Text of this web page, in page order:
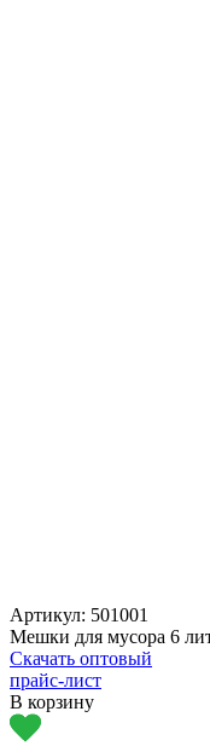
Артикул: 501001
Мешки для мусора 6
Скачать оптовый
прайс-лист
В корзину